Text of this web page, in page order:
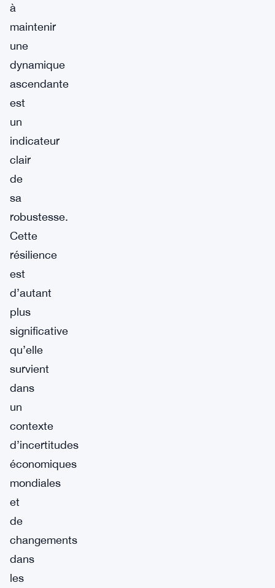
à
maintenir
une
dynamique
ascendante
est
un
indicateur
clair
de
sa
robustesse.
Cette
résilience
est
d’autant
plus
significative
qu’elle
survient
dans
un
contexte
d’incertitudes
économiques
mondiales
et
de
changements
dans
les